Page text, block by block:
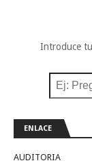
Introduce
ENLACE
AUDITORIA